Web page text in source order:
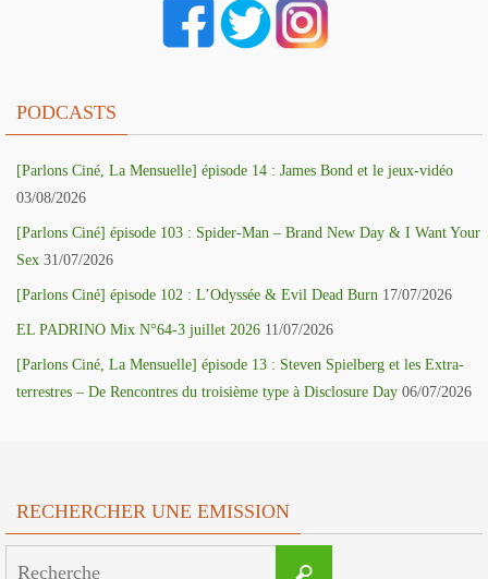
PODCASTS
[Parlons Ciné, La Mensuelle] épisode 14 : James Bond et le jeux-vidéo
03/08/2026
[Parlons Ciné] épisode 103 : Spider-Man – Brand New Day & I Want Your
Sex 31/07/2026
[Parlons Ciné] épisode 102 : L’Odyssée & Evil Dead Burn 17/07/2026
EL PADRINO Mix N°64-3 juillet 2026 11/07/2026
[Parlons Ciné, La Mensuelle] épisode 13 : Steven Spielberg et les Extra-
terrestres – De Rencontres du troisième type à Disclosure Day 06/07/2026
RECHERCHER UNE EMISSION
Recherche